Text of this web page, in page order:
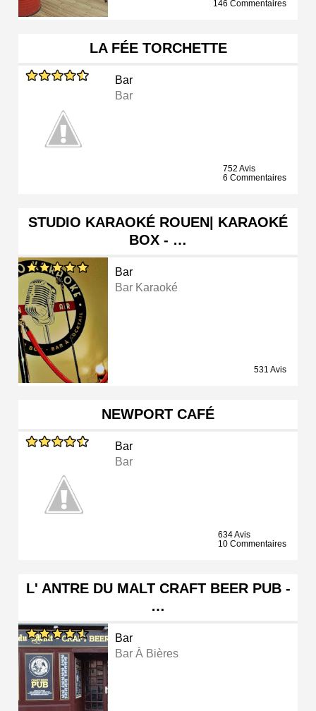
146 Commentaires
LA FÉE TORCHETTE
Bar
Bar
752 Avis
6 Commentaires
STUDIO KARAOKÉ ROUEN| KARAOKÉ
BOX - …
Bar
Bar Karaoké
531 Avis
NEWPORT CAFÉ
Bar
Bar
634 Avis
10 Commentaires
L' ANTRE DU MALT CRAFT BEER PUB -
…
Bar
Bar À Bières